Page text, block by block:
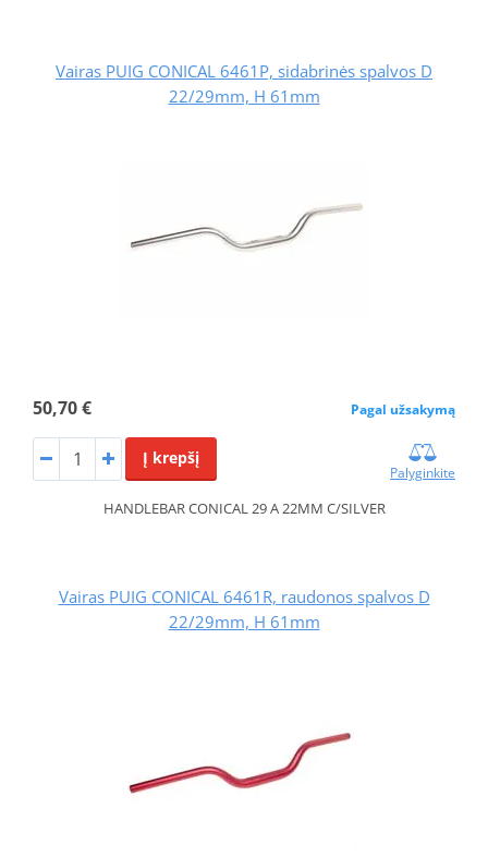
Vairas PUIG CONICAL 6461P, sidabrinės spalvos D
22/29mm, H 61mm
50,70 € Pagal užsakymą
Į krepšį
Palyginkite
HANDLEBAR CONICAL 29 A 22MM C/SILVER
Vairas PUIG CONICAL 6461R, raudonos spalvos D
22/29mm, H 61mm